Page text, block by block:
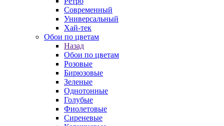
Современный
Универсальный
Хай-тек
Обои по цветам
Назад
Обои по цветам
Розовые
Бирюзовые
Зеленые
Однотонные
Голубые
Фиолетовые
Сиреневые